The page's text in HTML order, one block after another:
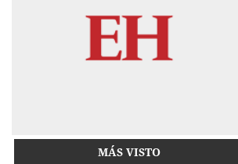
MÁS VISTO